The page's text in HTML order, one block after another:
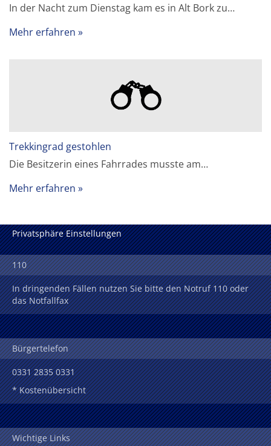
In der Nacht zum Dienstag kam es in Alt Bork zu…
Mehr erfahren
Trekkingrad gestohlen
Die Besitzerin eines Fahrrades musste am…
Mehr erfahren
Privatsphäre Einstellungen
110
In dringenden Fällen nutzen Sie bitte den Notruf 110 oder
das Notfallfax
Bürgertelefon
0331 2835 0331
* Kostenübersicht
Wichtige Links